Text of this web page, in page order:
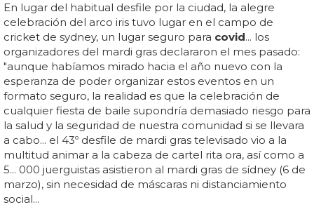
En lugar del habitual desfile por la ciudad, la alegre
celebración del arco iris tuvo lugar en el campo de
cricket de sydney, un lugar seguro para covid... los
organizadores del mardi gras declararon el mes pasado:
"aunque habíamos mirado hacia el año nuevo con la
esperanza de poder organizar estos eventos en un
formato seguro, la realidad es que la celebración de
cualquier fiesta de baile supondría demasiado riesgo para
la salud y la seguridad de nuestra comunidad si se llevara
a cabo... el 43º desfile de mardi gras televisado vio a la
multitud animar a la cabeza de cartel rita ora, así como a
5... 000 juerguistas asistieron al mardi gras de sídney (6 de
marzo), sin necesidad de máscaras ni distanciamiento
social...